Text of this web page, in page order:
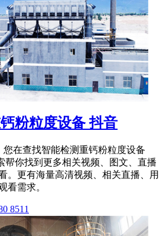
粉粒度设备 抖音
您在查找智能检测重钙粉粒度设备
帮你找到更多相关视频、图文、直播
。更有海量高清视频、相关直播、用
看需求。
8511